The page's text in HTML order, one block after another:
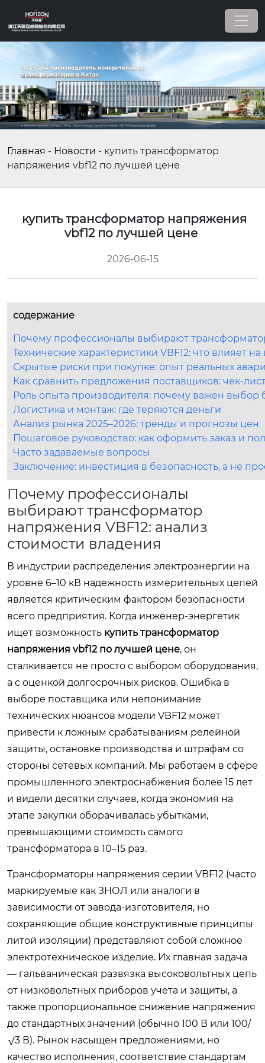
Главная - Новости - купить трансформатор
напряжения vbf12 по лучшей цене
купить трансформатор напряжения
vbf12 по лучшей цене
2026-06-15
содержание
Почему профессионалы выбирают
Технические характеристики VBF12: что влияет
Скрытые риски при покупке: опыт реальных
Как сравнить предложения поставщиков: чек-
Роль опыта производителя: почему важен выбор
Логистика и монтаж: где теряются деньги
Анализ рынка 2025–2026: тренды и прогнозы цен
Пошаговое руководство: как оформить заказ и
Часто задаваемые вопросы
Заключение: инвестиция в безопасность, а не
Почему профессионалы
выбирают трансформатор
напряжения VBF12: анализ
стоимости владения
В индустрии распределения электроэнергии на
уровне 6–10 кВ надежность измерительных цепей
является критическим фактором безопасности
всего предприятия. Когда инженер-энергетик
ищет возможность купить трансформатор
напряжения vbf12 по лучшей цене, он
сталкивается не просто с выбором оборудования,
а с оценкой долгосрочных рисков. Ошибка в
выборе поставщика или непонимание
технических нюансов модели VBF12 может
привести к ложным срабатываниям релейной
защиты, остановке производства и штрафам со
стороны сетевых компаний. Мы работаем в сфере
промышленного электроснабжения более 15 лет
и видели десятки случаев, когда экономия на
этапе закупки оборачивалась убытками,
превышающими стоимость самого
трансформатора в 10–15 раз.
Трансформаторы напряжения серии VBF12 (часто
маркируемые как ЗНОЛ или аналоги в
зависимости от завода-изготовителя, но
сохраняющие общие конструктивные принципы
литой изоляции) представляют собой сложное
электротехническое изделие. Их главная задача
— гальваническая развязка высоковольтных цепь
от низковольтных приборов учета и защиты, а
также пропорциональное снижение напряжения
до стандартных значений (обычно 100 В или 100/
√3 В). Рынок насыщен предложениями, но
качество исполнения, соответствие стандартам